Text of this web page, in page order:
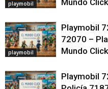
playmobil
Mundo Click
playmobil
Playmobil
72070 –
Mundo Click
Playmobil